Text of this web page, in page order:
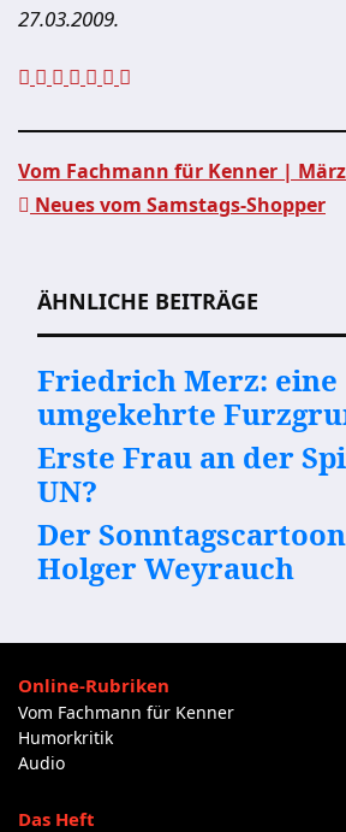
27.03.2009.
Vom Fachmann für Kenner | März
Neues vom Samstags-Shopper
ÄHNLICHE BEITRÄGE
Friedrich Merz: eine
umgekehrte
Erste Frau an der
UN?
Der
Holger Weyrauch
Online-Rubriken
Vom Fachmann für Kenner
Humorkritik
Audio
Das Heft